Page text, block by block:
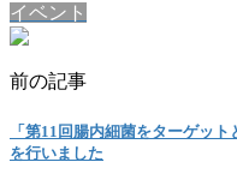
イベント
前の記事
「第11回腸内細菌をターゲッ
を行いました